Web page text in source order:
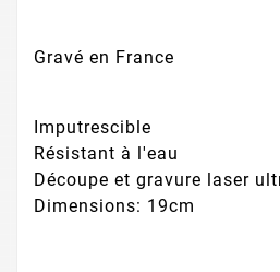
Gravé en France
Imputrescible
Résistant à l'eau
Découpe et gravure laser
Dimensions: 19cm